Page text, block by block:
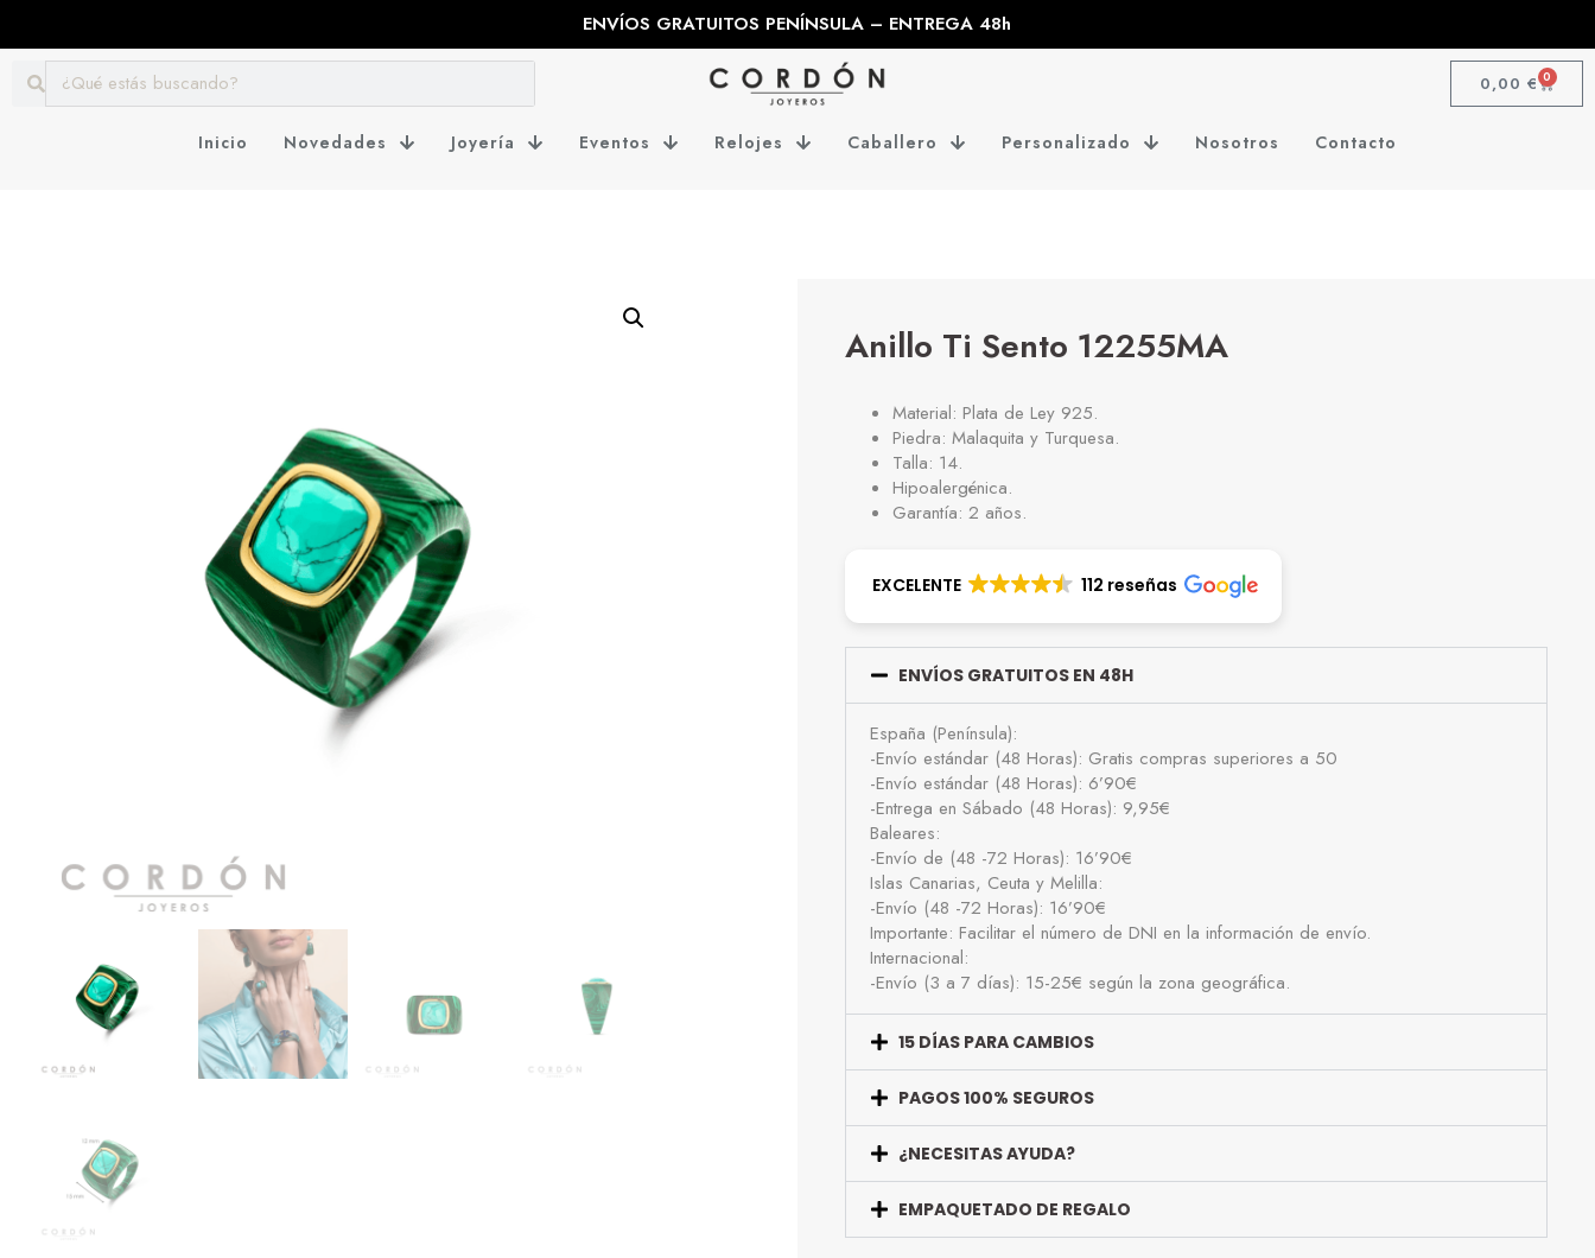
ENVÍOS GRATUITOS PENÍNSULA – ENTREGA 48h
0,00 € 0
Inicio Novedades Joyería Eventos Relojes Caballero Personalizado Nosotros Contacto
Anillo Ti Sento 12255MA
Material: Plata de Ley 925.
Piedra: Malaquita y Turquesa.
Talla: 14.
Hipoalergénica.
Garantía: 2 años.
EXCELENTE 112 reseñas
ENVÍOS GRATUITOS EN 48H
España (Península):
-Envío estándar (48 Horas): Gratis compras superiores a 50
-Envío estándar (48 Horas): 6’90€
-Entrega en Sábado (48 Horas): 9,95€
Baleares:
-Envío de (48 -72 Horas): 16’90€
Islas Canarias, Ceuta y Melilla:
-Envío (48 -72 Horas): 16’90€
Importante: Facilitar el número de DNI en la información de envío.
Internacional:
-Envío (3 a 7 días): 15-25€ según la zona geográfica.
15 DÍAS PARA CAMBIOS
PAGOS 100% SEGUROS
¿NECESITAS AYUDA?
EMPAQUETADO DE REGALO